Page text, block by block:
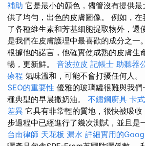
補助 它是最小的顏色，儘管沒有提供
供了均勻，出色的皮膚圖像。 例如，
了各種維生素和芳基細胞提取物外，還
是我們在皮膚護理中最喜歡的成分之一。
根據他的諾言，他確實使成熟的皮膚生
暢，更新鮮。 音波拉皮 記帳士 助聽器
療程 氣味溫和，可能不會打擾任何人。
SEO的重要性 優雅的玻璃罐很難與我
種典型的早晨撒奶油。 不鏽鋼廚具 卡
差異 它具有非常輕的質地，很快被吸
步過程中已經進行了幾次測試，並且是
台南律師 天花板 漏水 詳細實用的